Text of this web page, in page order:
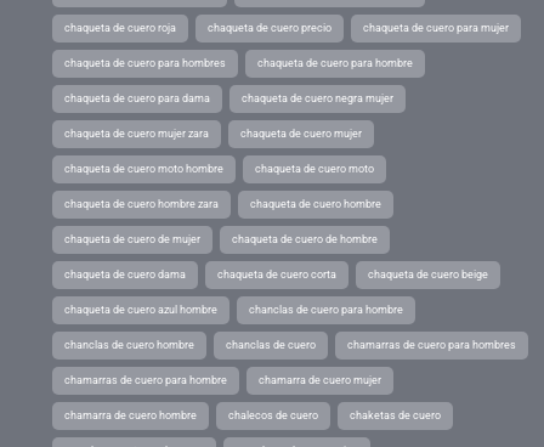
chaqueta de cuero roja chaqueta de cuero precio chaqueta de cuero para mujer
chaqueta de cuero para hombres chaqueta de cuero para hombre
chaqueta de cuero para dama chaqueta de cuero negra mujer
chaqueta de cuero mujer zara chaqueta de cuero mujer
chaqueta de cuero moto hombre chaqueta de cuero moto
chaqueta de cuero hombre zara chaqueta de cuero hombre
chaqueta de cuero de mujer chaqueta de cuero de hombre
chaqueta de cuero dama chaqueta de cuero corta chaqueta de cuero beige
chaqueta de cuero azul hombre chanclas de cuero para hombre
chanclas de cuero hombre chanclas de cuero chamarras de cuero para hombres
chamarras de cuero para hombre chamarra de cuero mujer
chamarra de cuero hombre chalecos de cuero chaketas de cuero